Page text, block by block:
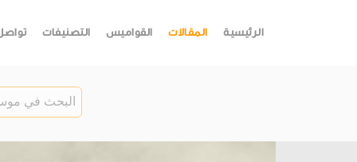
الرئيسية المقالات القواميس التصنيفات